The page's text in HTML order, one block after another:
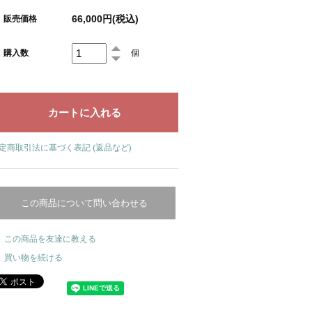
販売価格 66,000円(税込)
購入数 個
商取引法に基づく表記 (返品など)
この商品について問い合わせる
この商品を友達に教える
買い物を続ける